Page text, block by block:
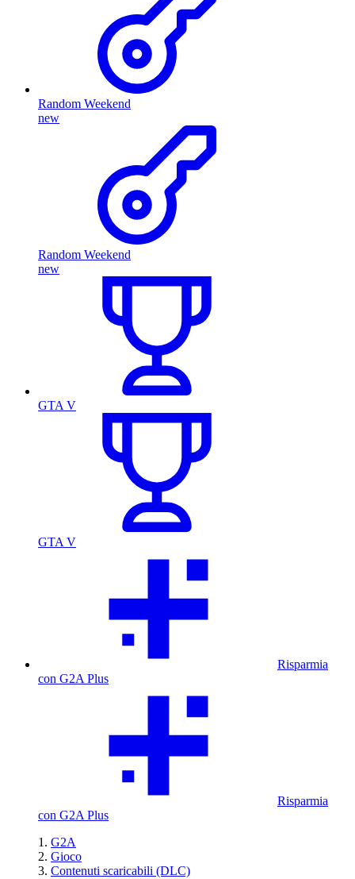
Random Weekend
new
Random Weekend
new
GTA V
GTA V
Risparmia
con G2A Plus
Risparmia
con G2A Plus
G2A
Gioco
Contenuti scaricabili (DLC)